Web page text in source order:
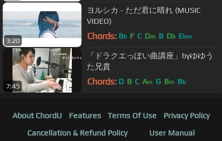
3:20
ヨルシカ - ただ君に晴れ (MUSIC
VIDEO)
Chords: Bb F C Dm B Db Ebm
7:45
「ドラクエっぽい曲講座」byゆゆう
た兄貴
Chords: D B C Am G Bm Bb
About ChordU Features Terms Of Use
Privacy Policy
Cancellation & Refund Policy
User Manual